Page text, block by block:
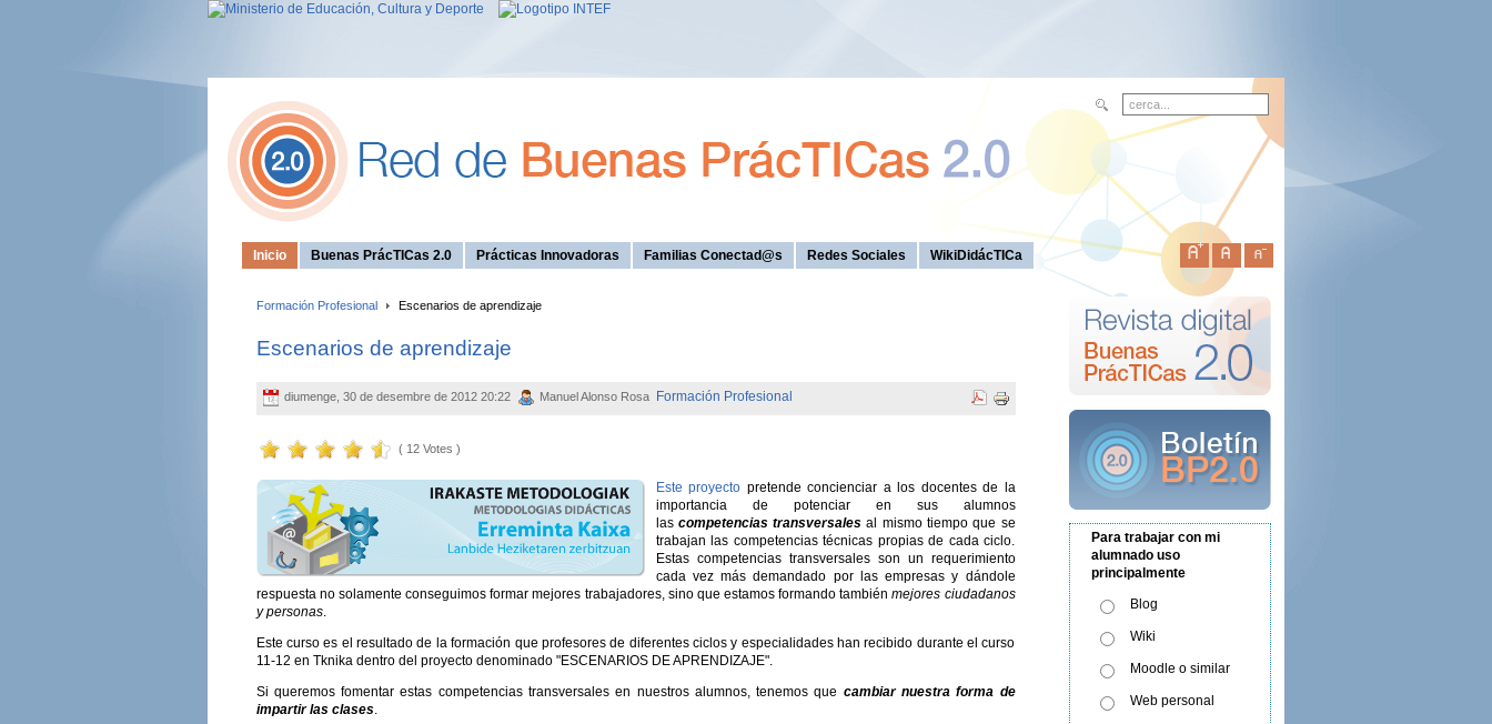
Inicio Buenas PrácTICas 2.0 Prácticas Innovadoras Familias Conectad@s Redes Sociales WikiDidácTICa
Formación Profesional Escenarios de aprendizaje
Escenarios de aprendizaje
diumenge, 30 de desembre de 2012 20:22 Manuel Alonso Rosa Formación Profesional
( 12 Votes )
Este proyecto pretende concienciar a los docentes de la
importancia de potenciar en sus alumnos
las competencias transversales al mismo tiempo que se
trabajan las competencias técnicas propias de cada ciclo.
Estas competencias transversales son un requerimiento
cada vez más demandado por las empresas y dándole
respuesta no solamente conseguimos formar mejores trabajadores, sino que estamos formando tambiénmejores ciudadanos
y personas.
Este curso es el resultado de la formación que profesores de diferentes ciclos y especialidades han recibido durante el curso
11-12 en Tknika dentro del proyecto denominado "ESCENARIOS DE APRENDIZAJE".
Si queremos fomentar estas competencias transversales en nuestros alumnos, tenemos que cambiar nuestra forma de
impartir las clases.
Para trabajar con mi
alumnado uso
principalmente
Blog
Wiki
Moodle o similar
Web personal